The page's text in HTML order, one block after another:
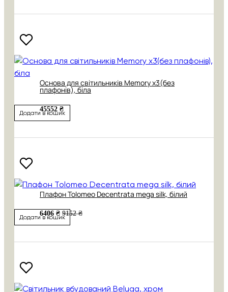
Основа для світильників Memory х3(без
плафонів), біла
45552 ₴
Додати в кошик
Плафон Tolomeo Decentrata mega silk, білий
6406 ₴ 9152 ₴
Додати в кошик